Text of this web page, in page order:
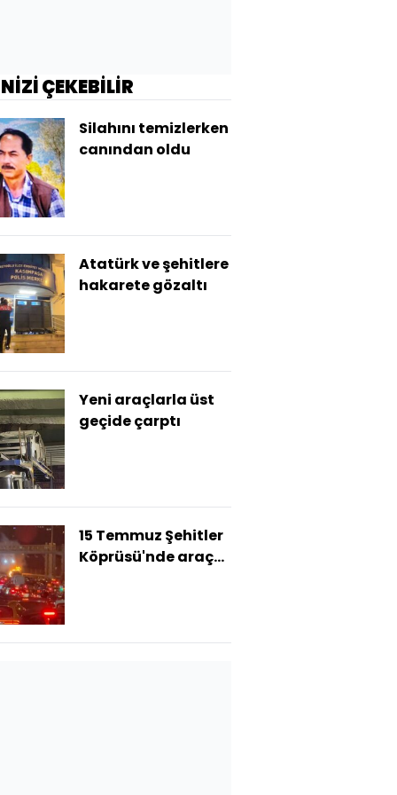
ÇEKEBİLİR
Silahını temizlerken
canından oldu
Atatürk ve şehitlere
hakarete gözaltı
Yeni araçlarla üst
geçide çarptı
15 Temmuz Şehitler
Köprüsü'nde araç